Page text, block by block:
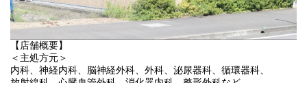
※契約の更新は次のいずれかの項目または総合的に勘案し判断す
る
・契約期間満了時の業務量
・業務能力、勤務成績、勤務態度、勤務状態、労働時間
・会社の経営状況
・従事している業務の進捗状況 など
【店舗概要】
＜主処方元＞
内科、神経内科、脳神経外科、外科、泌尿器科、循環器科、
放射線科、心臓血管外科、消化器内科、整形外科など